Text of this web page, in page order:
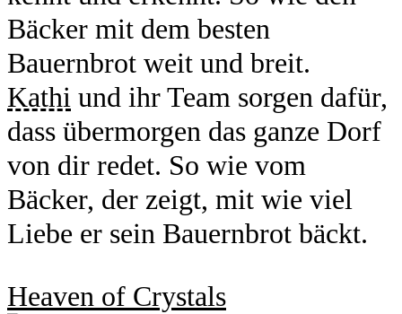
Bäcker mit dem besten
Bauernbrot weit und breit.
Kathi und ihr Team sorgen dafür,
dass übermorgen das ganze Dorf
von dir redet. So wie vom
Bäcker, der zeigt, mit wie viel
Liebe er sein Bauernbrot bäckt.
Heaven of Crystals